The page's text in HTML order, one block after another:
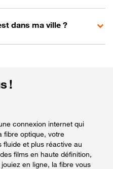
dans ma ville ?
!
connexion internet qui
fibre optique, votre
fluide et plus réactive au
films en haute définition,
en ligne, la fibre vous